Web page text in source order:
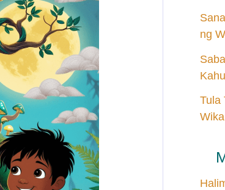
ng
Tula